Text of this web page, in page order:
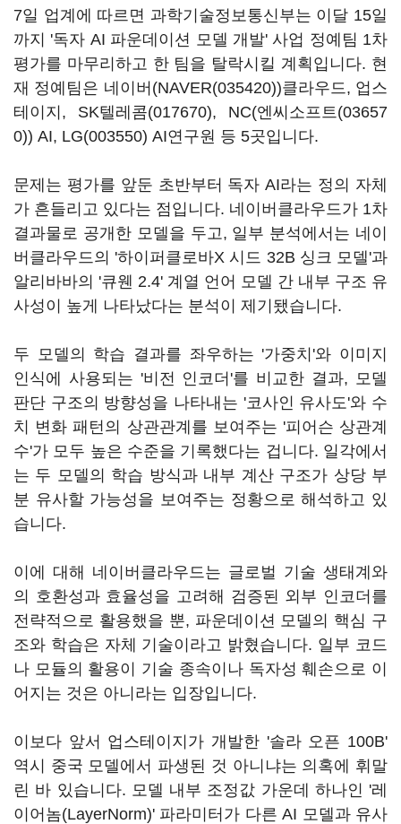
7일 업계에 따르면 과학기술정보통신부는 이달 15일
까지 '독자 AI 파운데이션 모델 개발' 사업 정예팀 1차
평가를 마무리하고 한 팀을 탈락시킬 계획입니다. 현
재 정예팀은 네이버(NAVER(035420))클라우드, 업스
테이지, SK텔레콤(017670), NC(엔씨소프트(03657
0)) AI, LG(003550) AI연구원 등 5곳입니다.
문제는 평가를 앞둔 초반부터 독자 AI라는 정의 자체
가 흔들리고 있다는 점입니다. 네이버클라우드가 1차
결과물로 공개한 모델을 두고, 일부 분석에서는 네이
버클라우드의 '하이퍼클로바X 시드 32B 싱크 모델'과
알리바바의 '큐웬 2.4' 계열 언어 모델 간 내부 구조 유
사성이 높게 나타났다는 분석이 제기됐습니다.
두 모델의 학습 결과를 좌우하는 '가중치'와 이미지
인식에 사용되는 '비전 인코더'를 비교한 결과, 모델
판단 구조의 방향성을 나타내는 '코사인 유사도'와 수
치 변화 패턴의 상관관계를 보여주는 '피어슨 상관계
수'가 모두 높은 수준을 기록했다는 겁니다. 일각에서
는 두 모델의 학습 방식과 내부 계산 구조가 상당 부
분 유사할 가능성을 보여주는 정황으로 해석하고 있
습니다.
이에 대해 네이버클라우드는 글로벌 기술 생태계와
의 호환성과 효율성을 고려해 검증된 외부 인코더를
전략적으로 활용했을 뿐, 파운데이션 모델의 핵심 구
조와 학습은 자체 기술이라고 밝혔습니다. 일부 코드
나 모듈의 활용이 기술 종속이나 독자성 훼손으로 이
어지는 것은 아니라는 입장입니다.
이보다 앞서 업스테이지가 개발한 '솔라 오픈 100B'
역시 중국 모델에서 파생된 것 아니냐는 의혹에 휘말
린 바 있습니다. 모델 내부 조정값 가운데 하나인 '레
이어놈(LayerNorm)' 파라미터가 다른 AI 모델과 유사